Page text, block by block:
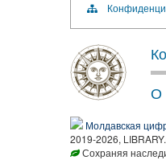
О
Молдавская
2019-2026,
Сохраняя